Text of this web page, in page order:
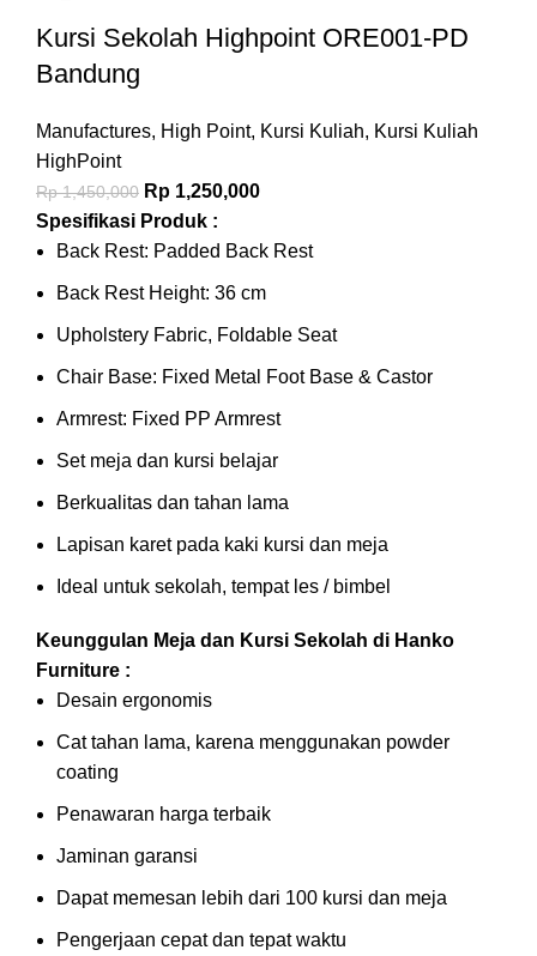
Kursi Sekolah Highpoint ORE001-PD
Bandung
Manufactures, High Point, Kursi Kuliah, Kursi Kuliah
HighPoint
Rp1,450,000 Rp 1,250,000
Spesifikasi Produk :
Back Rest: Padded Back Rest
Back Rest Height: 36 cm
Upholstery Fabric, Foldable Seat
Chair Base: Fixed Metal Foot Base & Castor
Armrest: Fixed PP Armrest
Set meja dan kursi belajar
Berkualitas dan tahan lama
Lapisan karet pada kaki kursi dan meja
Ideal untuk sekolah, tempat les / bimbel
Keunggulan Meja dan Kursi Sekolah di Hanko
Furniture :
Desain ergonomis
Cat tahan lama, karena menggunakan powder
coating
Penawaran harga terbaik
Jaminan garansi
Dapat memesan lebih dari 100 kursi dan meja
Pengerjaan cepat dan tepat waktu